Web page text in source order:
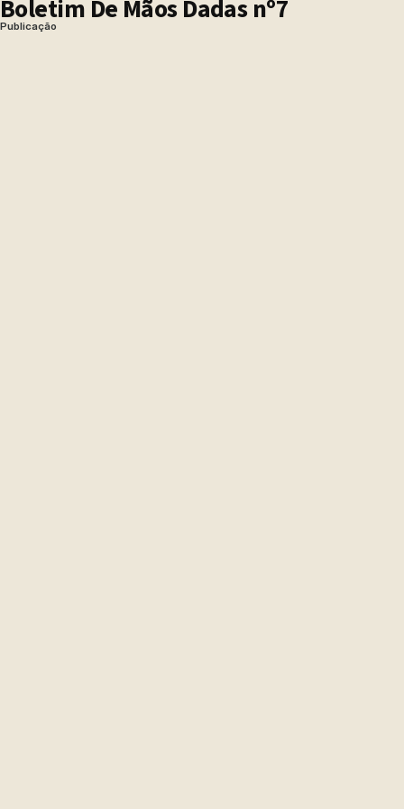
Boletim De Mãos Dadas nº7
Publicação